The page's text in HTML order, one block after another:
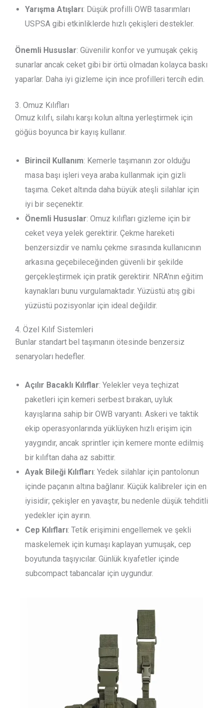
Yarışma Atışları: Düşük profilli OWB tasarımları
USPSA gibi etkinliklerde hızlı çekişleri destekler.
Önemli Hususlar: Güvenilir konfor ve yumuşak çekiş
sunarlar ancak ceket gibi bir örtü olmadan kolayca baskı
yaparlar. Daha iyi gizleme için ince profilleri tercih edin.
3. Omuz Kılıfları
Omuz kılıfı, silahı karşı kolun altına yerleştirmek için
göğüs boyunca bir kayış kullanır.
Birincil Kullanım: Kemerle taşımanın zor olduğu
masa başı işleri veya araba kullanmak için gizli
taşıma. Ceket altında daha büyük ateşli silahlar için
iyi bir seçenektir.
Önemli Hususlar: Omuz kılıfları gizleme için bir
ceket veya yelek gerektirir. Çekme hareketi
benzersizdir ve namlu çekme sırasında kullanıcının
arkasına geçebileceğinden güvenli bir şekilde
gerçekleştirmek için pratik gerektirir. NRA'nın eğitim
kaynakları bunu vurgulamaktadır. Yüzüstü atış gibi
yüzüstü pozisyonlar için ideal değildir.
4. Özel Kılıf Sistemleri
Bunlar standart bel taşımanın ötesinde benzersiz
senaryoları hedefler.
Açılır Bacaklı Kılıflar: Yelekler veya teçhizat
paketleri için kemeri serbest bırakan, uyluk
kayışlarına sahip bir OWB varyantı. Askeri ve taktik
ekip operasyonlarında yüklüyken hızlı erişim için
yaygındır, ancak sprintler için kemere monte edilmiş
bir kılıftan daha az sabittir.
Ayak Bileği Kılıfları: Yedek silahlar için pantolonun
içinde paçanın altına bağlanır. Küçük kalibreler için en
iyisidir; çekişler en yavaştır, bu nedenle düşük tehditli
yedekler için ayırın.
Cep Kılıfları: Tetik erişimini engellemek ve şekli
maskelemek için kumaşı kaplayan yumuşak, cep
boyutunda taşıyıcılar. Günlük kıyafetler içinde
subcompact tabancalar için uygundur.